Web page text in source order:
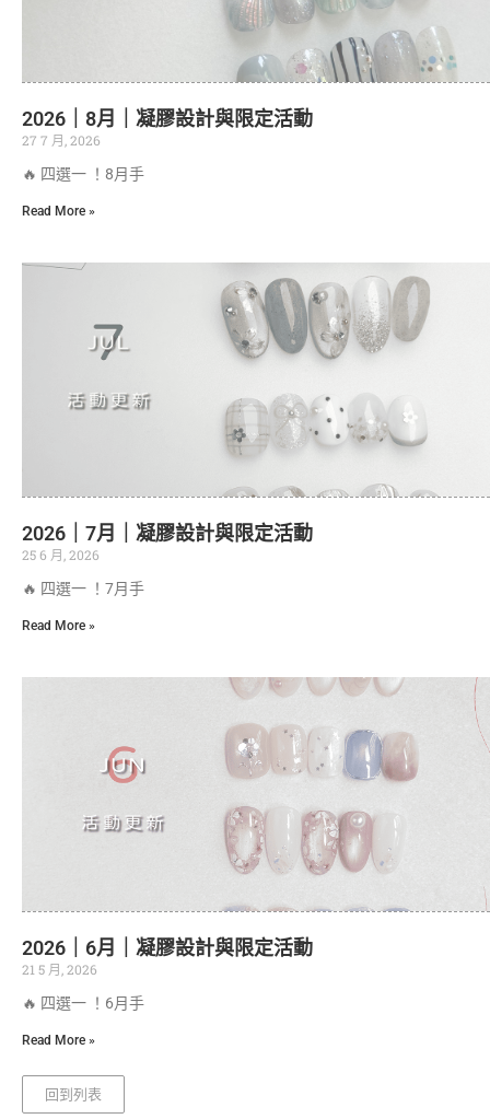
2026｜8月｜凝膠設計與限定活動
27 7 月, 2026
🔥 四選一 ！8月手
Read More »
2026｜7月｜凝膠設計與限定活動
25 6 月, 2026
🔥 四選一 ！7月手
Read More »
2026｜6月｜凝膠設計與限定活動
21 5 月, 2026
🔥 四選一 ！6月手
Read More »
回到列表